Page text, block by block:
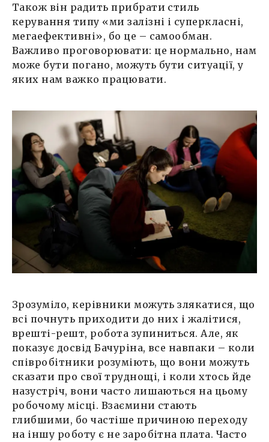
Також він радить прибрати стиль
керування типу «ми залізні і суперкласні,
мегаефективні», бо це – самообман.
Важливо проговорювати: це нормально, нам
може бути погано, можуть бути ситуації, у
яких нам важко працювати.
Зрозуміло, керівники можуть злякатися, що
всі почнуть приходити до них і жалітися,
врешті-решт, робота зупиниться. Але, як
показує досвід Бачуріна, все навпаки – коли
співробітники розуміють, що вони можуть
сказати про свої труднощі, і коли хтось йде
назустріч, вони часто лишаються на цьому
робочому місці. Взаємини стають
глибшими, бо частіше причиною переходу
на іншу роботу є не заробітна плата. Часто